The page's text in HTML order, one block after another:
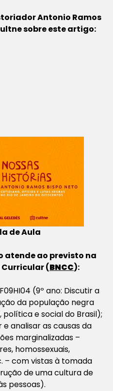
Antonio Ramos
sobre este artigo:
de Aula
atende ao previsto na
Curricular (BNCC):
(9º ano: Discutir a
da população negra
e social do Brasil);
e analisar as causas da
marginalizadas –
homossexuais,
– com vistas à tomada
de uma cultura de
pessoas).